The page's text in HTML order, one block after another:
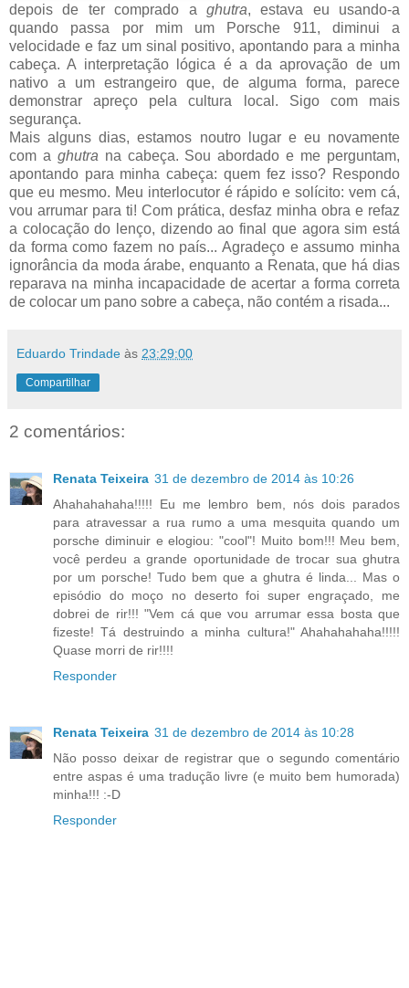
depois de ter comprado a ghutra, estava eu usando-a
quando passa por mim um Porsche 911, diminui a
velocidade e faz um sinal positivo, apontando para a minha
cabeça. A interpretação lógica é a da aprovação de um
nativo a um estrangeiro que, de alguma forma, parece
demonstrar apreço pela cultura local. Sigo com mais
segurança.
Mais alguns dias, estamos noutro lugar e eu novamente
com a ghutra na cabeça. Sou abordado e me perguntam,
apontando para minha cabeça: quem fez isso? Respondo
que eu mesmo. Meu interlocutor é rápido e solícito: vem cá,
vou arrumar para ti! Com prática, desfaz minha obra e refaz
a colocação do lenço, dizendo ao final que agora sim está
da forma como fazem no país... Agradeço e assumo minha
ignorância da moda árabe, enquanto a Renata, que há dias
reparava na minha incapacidade de acertar a forma correta
de colocar um pano sobre a cabeça, não contém a risada...
Eduardo Trindade às 23:29:00
Compartilhar
2 comentários:
Renata Teixeira 31 de dezembro de 2014 às 10:26
Ahahahahaha!!!!! Eu me lembro bem, nós dois parados
para atravessar a rua rumo a uma mesquita quando um
porsche diminuir e elogiou: "cool"! Muito bom!!! Meu bem,
você perdeu a grande oportunidade de trocar sua ghutra
por um porsche! Tudo bem que a ghutra é linda... Mas o
episódio do moço no deserto foi super engraçado, me
dobrei de rir!!! "Vem cá que vou arrumar essa bosta que
fizeste! Tá destruindo a minha cultura!" Ahahahahaha!!!!!
Quase morri de rir!!!!
Responder
Renata Teixeira 31 de dezembro de 2014 às 10:28
Não posso deixar de registrar que o segundo comentário
entre aspas é uma tradução livre (e muito bem humorada)
minha!!! :-D
Responder